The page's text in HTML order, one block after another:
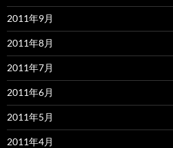
2011年9月
2011年8月
2011年7月
2011年6月
2011年5月
2011年4月